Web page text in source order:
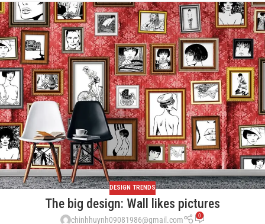
DESIGN TRENDS
The big design: Wall likes pictures
chinhhuynh09081986@gmail.com 0